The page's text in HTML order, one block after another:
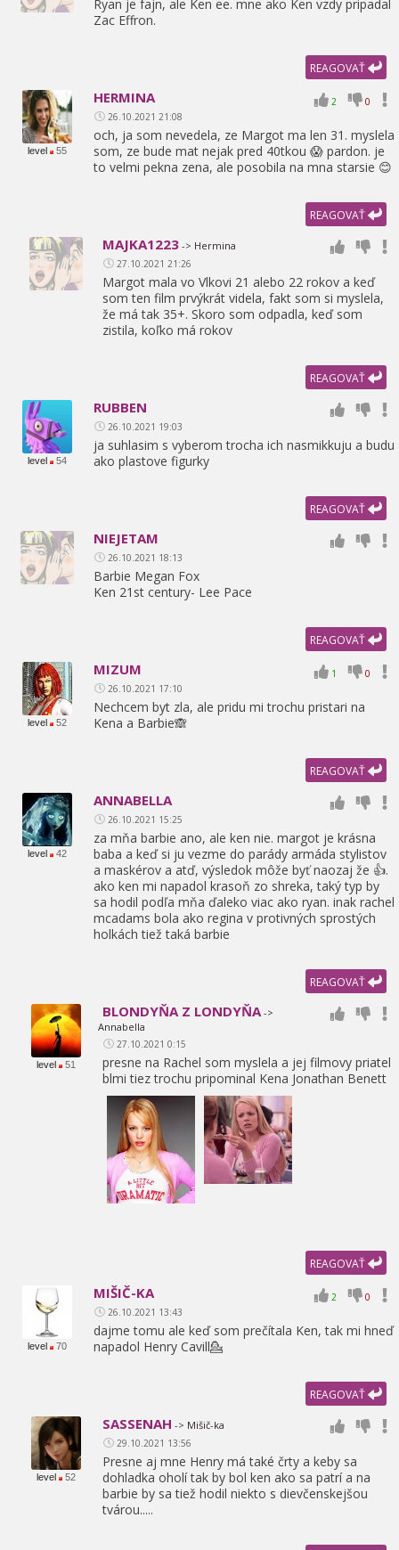
Ryan je fajn, ale Ken ee. mne ako Ken vzdy pripadal
Zac Effron.
REAGOVAŤ
level 55
2 0
HERMINA
26.10.2021 21:08
och, ja som nevedela, ze Margot ma len 31. myslela
som, ze bude mat nejak pred 40tkou 😱 pardon. je
to velmi pekna zena, ale posobila na mna starsie 😊
REAGOVAŤ
MAJKA1223 -> Hermina
27.10.2021 21:26
Margot mala vo Vlkovi 21 alebo 22 rokov a keď
som ten film prvýkrát videla, fakt som si myslela,
že má tak 35+. Skoro som odpadla, keď som
zistila, koľko má rokov
REAGOVAŤ
level 54
RUBBEN
26.10.2021 19:03
ja suhlasim s vyberom trocha ich nasmikkuju a budu
ako plastove figurky
REAGOVAŤ
NIEJETAM
26.10.2021 18:13
Barbie Megan Fox
Ken 21st century- Lee Pace
REAGOVAŤ
level 52
1 0
MIZUM
26.10.2021 17:10
Nechcem byt zla, ale pridu mi trochu pristari na
Kena a Barbie🙈
REAGOVAŤ
level 42
ANNABELLA
26.10.2021 15:25
za mňa barbie ano, ale ken nie. margot je krásna
baba a keď si ju vezme do parády armáda stylistov
a maskérov a atď, výsledok môže byť naozaj že 👍.
ako ken mi napadol krasoň zo shreka, taký typ by
sa hodil podľa mňa ďaleko viac ako ryan. inak rachel
mcadams bola ako regina v protivných sprostých
holkách tiež taká barbie
REAGOVAŤ
level 51
BLONDYŇA Z LONDYŇA ->
Annabella
27.10.2021 0:15
presne na Rachel som myslela a jej filmovy priatel
blmi tiez trochu pripominal Kena Jonathan Benett
REAGOVAŤ
level 70
2 0
MIŠIČ-KA
26.10.2021 13:43
dajme tomu ale keď som prečítala Ken, tak mi hneď
napadol Henry Cavill💁
REAGOVAŤ
level 52
SASSENAH -> Mišič-ka
29.10.2021 13:56
Presne aj mne Henry má také črty a keby sa
dohladka oholí tak by bol ken ako sa patrí a na
barbie by sa tiež hodil niekto s dievčenskejšou
tvárou.....